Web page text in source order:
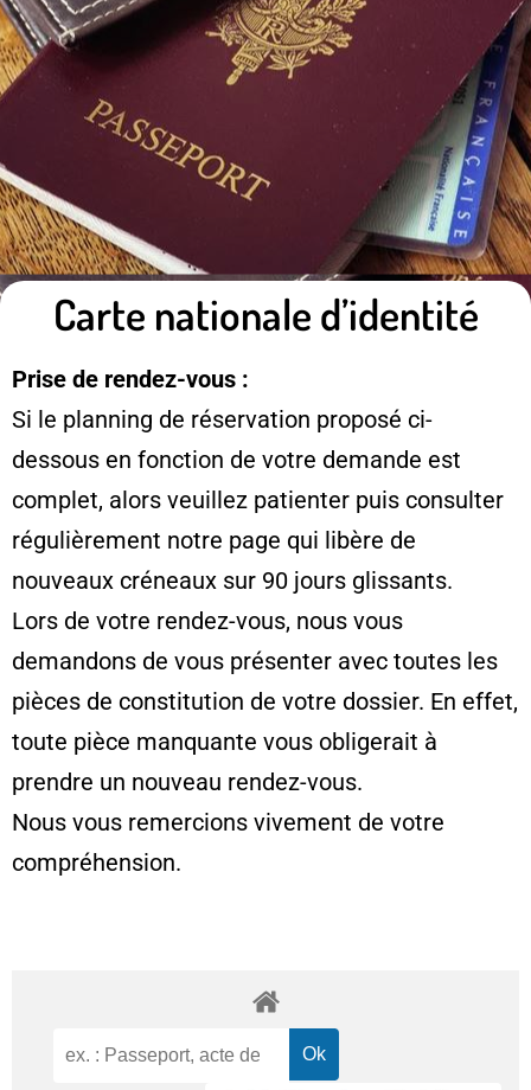
Carte nationale d’identité
Prise de rendez-vous :
Si le planning de réservation proposé ci-
dessous en fonction de votre demande est
complet, alors veuillez patienter puis consulter
régulièrement notre page qui libère de
nouveaux créneaux sur 90 jours glissants.
Lors de votre rendez-vous, nous vous
demandons de vous présenter avec toutes les
pièces de constitution de votre dossier. En effet,
toute pièce manquante vous obligerait à
prendre un nouveau rendez-vous.
Nous vous remercions vivement de votre
compréhension.